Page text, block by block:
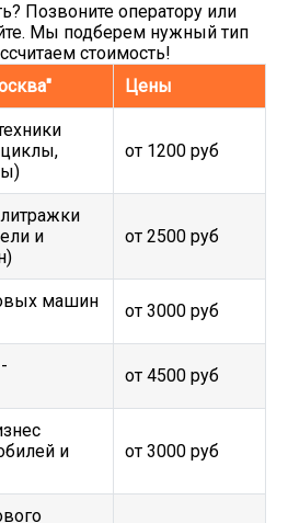
Позвоните оператору или
Мы подберем нужный тип
стоимость!
Цены
от 1200 руб
и
от 2500 руб
машин
от 3000 руб
от 4500 руб
и
от 3000 руб